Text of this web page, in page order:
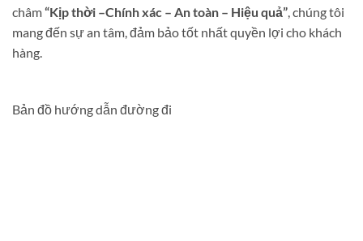
châm“Kịp thời –Chính xác – An toàn – Hiệu quả”, chúng tôi
mang đến sự an tâm, đảm bảo tốt nhất quyền lợi cho khách
hàng.
Bản đồ hướng dẫn đường đi